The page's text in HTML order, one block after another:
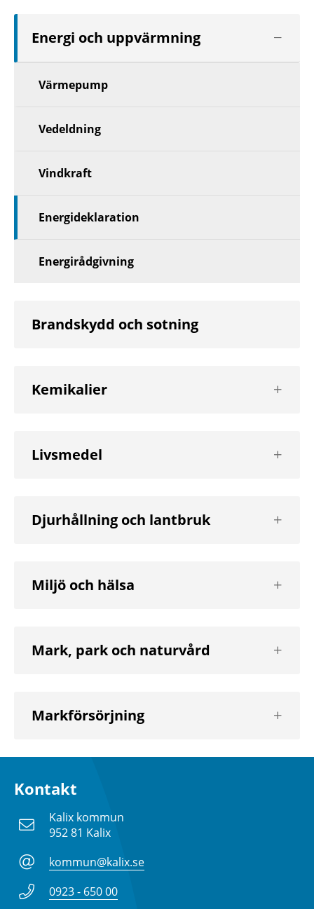
Energi och uppvärmning
Värmepump
Vedeldning
Vindkraft
Energideklaration
Energirådgivning
Brandskydd och sotning
Kemikalier
nästa
Livsmedel
nästa
Djurhållning och lantbruk
nästa
Miljö och hälsa
nästa
Mark, park och naturvård
nästa
Markförsörjning
nästa
Kontakt
Kalix kommun
952 81 Kalix
kommun@kalix.se
0923 - 650 00